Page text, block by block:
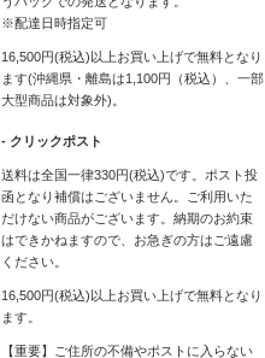
※配達日時指定可
16,500円(税込)以上お買い上げで無料となり
ます(沖縄県・離島は1,100円（税込）、一部
大型商品は対象外)。
- クリックポスト
送料は全国一律330円(税込)です。ポスト投
函となり補償はございません。ご利用いた
だけない商品がございます。納期のお約束
はできかねますので、お急ぎの方はご遠慮
ください。
16,500円(税込)以上お買い上げで無料となり
ます。
【重要】ご住所の不備やポストに入らない